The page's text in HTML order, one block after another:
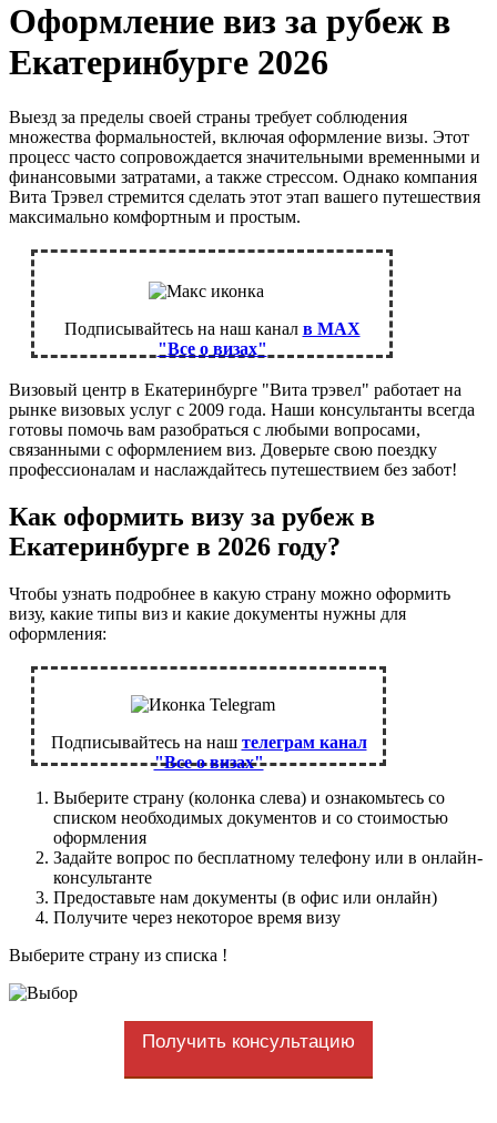
Оформление виз за рубеж в
Екатеринбурге 2026
Выезд за пределы своей страны требует соблюдения
множества формальностей, включая оформление визы. Этот
процесс часто сопровождается значительными временными и
финансовыми затратами, а также стрессом. Однако компания
Вита Трэвел стремится сделать этот этап вашего путешествия
максимально комфортным и простым.
Подписывайтесь на наш канал в MAX
"Все о визах"
Визовый центр в Екатеринбурге "Вита трэвел" работает на
рынке визовых услуг c 2009 года. Наши консультанты всегда
готовы помочь вам разобраться с любыми вопросами,
связанными с оформлением виз. Доверьте свою поездку
профессионалам и наслаждайтесь путешествием без забот!
Как оформить визу за рубеж в
Екатеринбурге в 2026 году?
Чтобы узнать подробнее в какую страну можно оформить
визу, какие типы виз и какие документы нужны для
оформления:
Подписывайтесь на наш телеграм канал
"Все о визах"
Выберите страну (колонка слева) и ознакомьтесь со
списком необходимых документов и со стоимостью
оформления
Задайте вопрос по бесплатному телефону или в онлайн-
консультанте
Предоставьте нам документы (в офис или онлайн)
Получите через некоторое время визу
Выберите страну из списка !
Получить консультацию